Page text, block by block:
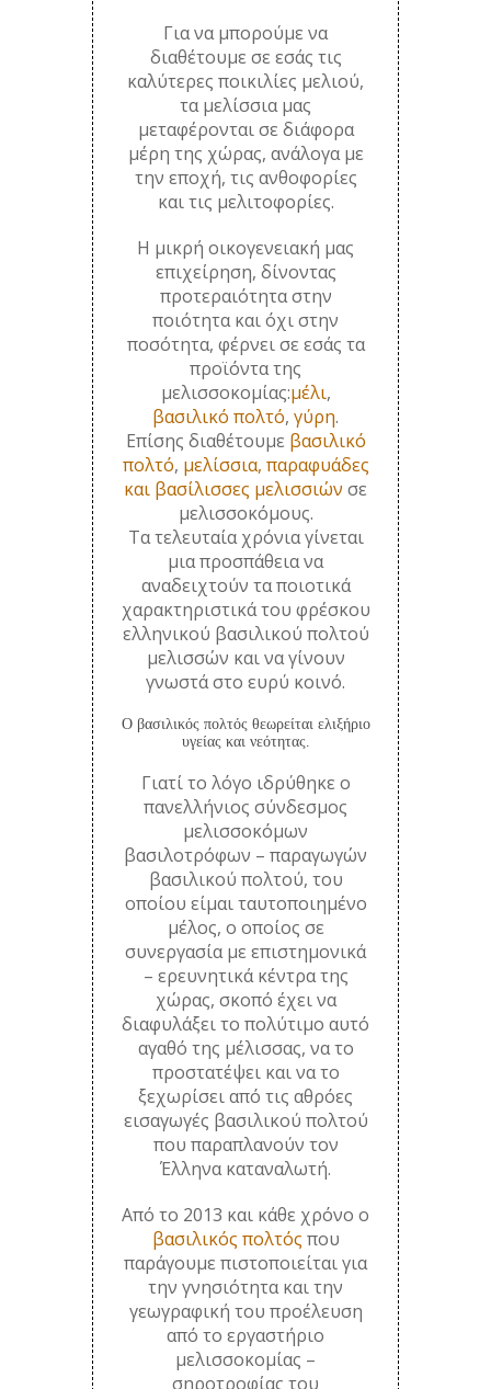
Για να μπορούμε να
διαθέτουμε σε εσάς τις
καλύτερες ποικιλίες μελιού,
τα μελίσσια μας
μεταφέρονται σε διάφορα
μέρη της χώρας, ανάλογα με
την εποχή, τις ανθοφορίες
και τις μελιτοφορίες.
Η μικρή οικογενειακή μας
επιχείρηση, δίνοντας
προτεραιότητα στην
ποιότητα και όχι στην
ποσότητα, φέρνει σε εσάς τα
προϊόντα της
μελισσοκομίας:μέλι,
βασιλικό πολτό, γύρη.
Επίσης διαθέτουμε βασιλικό
πολτό, μελίσσια, παραφυάδες
και βασίλισσες μελισσιών σε
μελισσοκόμους.
Τα τελευταία χρόνια γίνεται
μια προσπάθεια να
αναδειχτούν τα ποιοτικά
χαρακτηριστικά του φρέσκου
ελληνικού βασιλικού πολτού
μελισσών και να γίνουν
γνωστά στο ευρύ κοινό.
O βασιλικός πολτός θεωρείται ελιξήριο
υγείας και νεότητας.
Γιατί το λόγο ιδρύθηκε ο
πανελλήνιος σύνδεσμος
μελισσοκόμων
βασιλοτρόφων – παραγωγών
βασιλικού πολτού, του
οποίου είμαι ταυτοποιημένο
μέλος, ο οποίος σε
συνεργασία με επιστημονικά
– ερευνητικά κέντρα της
χώρας, σκοπό έχει να
διαφυλάξει το πολύτιμο αυτό
αγαθό της μέλισσας, να το
προστατέψει και να το
ξεχωρίσει από τις αθρόες
εισαγωγές βασιλικού πολτού
που παραπλανούν τον
Έλληνα καταναλωτή.
Από το 2013 και κάθε χρόνο ο
βασιλικός πολτός που
παράγουμε πιστοποιείται για
την γνησιότητα και την
γεωγραφική του προέλευση
από το εργαστήριο
μελισσοκομίας –
σηροτροφίας του